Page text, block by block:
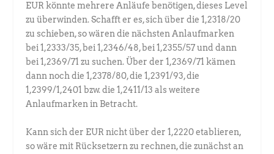
EUR könnte mehrere Anläufe benötigen, dieses Level
zu überwinden. Schafft er es, sich über die 1,2318/20
zu schieben, so wären die nächsten Anlaufmarken
bei 1,2333/35, bei 1,2346/48, bei 1,2355/57 und dann
bei 1,2369/71 zu suchen. Über der 1,2369/71 kämen
dann noch die 1,2378/80, die 1,2391/93, die
1,2399/1,2401 bzw. die 1,2411/13 als weitere
Anlaufmarken in Betracht.
Kann sich der EUR nicht über der 1,2220 etablieren,
so wäre mit Rücksetzern zu rechnen, die zunächst an